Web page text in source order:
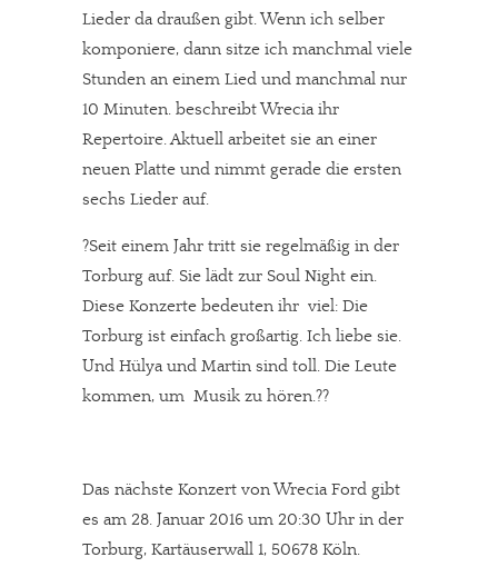
Dir gefällt unsere Arbeit?
Lieder da draußen gibt. Wenn ich selber
komponiere, dann sitze ich manchmal viele
Stunden an einem Lied und manchmal nur
10 Minuten. beschreibt Wrecia ihr
Repertoire. Aktuell arbeitet sie an einer
neuen Platte und nimmt gerade die ersten
sechs Lieder auf.
?Seit einem Jahr tritt sie regelmäßig in der
Torburg auf. Sie lädt zur Soul Night ein.
Diese Konzerte bedeuten ihr viel: Die
Torburg ist einfach großartig. Ich liebe sie.
Und Hülya und Martin sind toll. Die Leute
kommen, um Musik zu hören.??
Das nächste Konzert von Wrecia Ford gibt
es am 28. Januar 2016 um 20:30 Uhr in der
Torburg, Kartäuserwall 1, 50678 Köln.